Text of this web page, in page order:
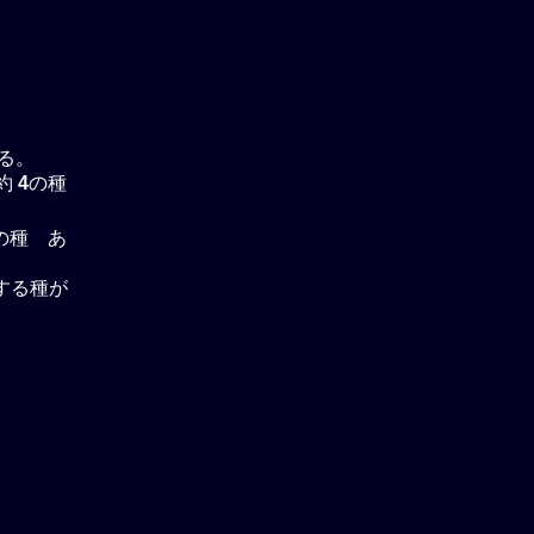
。
4の種
種 あ
る種が